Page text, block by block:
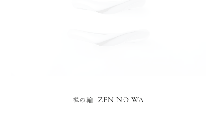
禅の輪 ZEN NO WA